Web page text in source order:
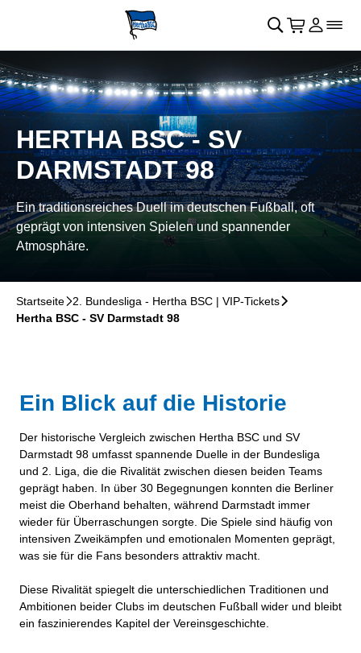
􀄫
􀊫 􀍩 Login
􀉩􀌇
HERTHA BSC - SV
DARMSTADT 98
Ein traditionsreiches Duell im deutschen Fußball, oft
geprägt von intensiven Spielen und spannender
Atmosphäre.
Startseite􀆊2. Bundesliga - Hertha BSC | VIP-Tickets􀆊
Hertha BSC - SV Darmstadt 98
Ein Blick auf die Historie
Der historische Vergleich zwischen Hertha BSC und SV
Darmstadt 98 umfasst spannende Duelle in der Bundesliga
und 2. Liga, die die Rivalität zwischen diesen beiden Teams
geprägt haben. In über 30 Begegnungen konnten die Berliner
meist die Oberhand behalten, während Darmstadt immer
wieder für Überraschungen sorgte. Die Spiele sind häufig von
intensiven Zweikämpfen und emotionalen Momenten geprägt,
was sie für die Fans besonders attraktiv macht.
Diese Rivalität spiegelt die unterschiedlichen Traditionen und
Ambitionen beider Clubs im deutschen Fußball wider und bleibt
ein faszinierendes Kapitel der Vereinsgeschichte.